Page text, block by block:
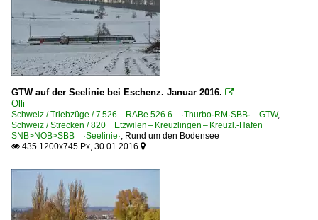
GTW auf der Seelinie bei Eschenz. Januar 2016. 
Olli
Schweiz / Triebzüge / 7 526 RABe 526.6 ·Thurbo·RM·SBB· GTW,
Schweiz / Strecken / 820 Etzwilen – Kreuzlingen – Kreuzl.-Hafen
SNB>NOB>SBB ·Seelinie·, Rund um den Bodensee
 435 1200x745 Px, 30.01.2016 